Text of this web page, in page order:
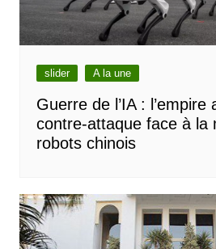
slider A la une
Guerre de l’IA : l’empire
contre-attaque face à la
robots chinois